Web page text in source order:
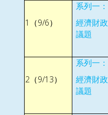
1 （9/6）
系列一：
經濟財政
議題
2 （9/13）
系列一：
經濟財政
議題